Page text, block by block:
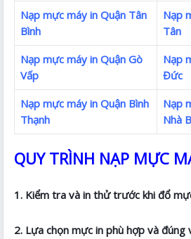
Nạp mực máy in Quận Tân
Bình
Nạp
Tân
Nạp mực máy in Quận Gò
Vấp
Nạp
Đức
Nạp mực máy in Quận Bình
Thạnh
Nạp
Nhà
QUY TRÌNH NẠP MỰC
1. Kiểm tra và in thử trước khi đổ
2. Lựa chọn mực in phù hợp và đúng